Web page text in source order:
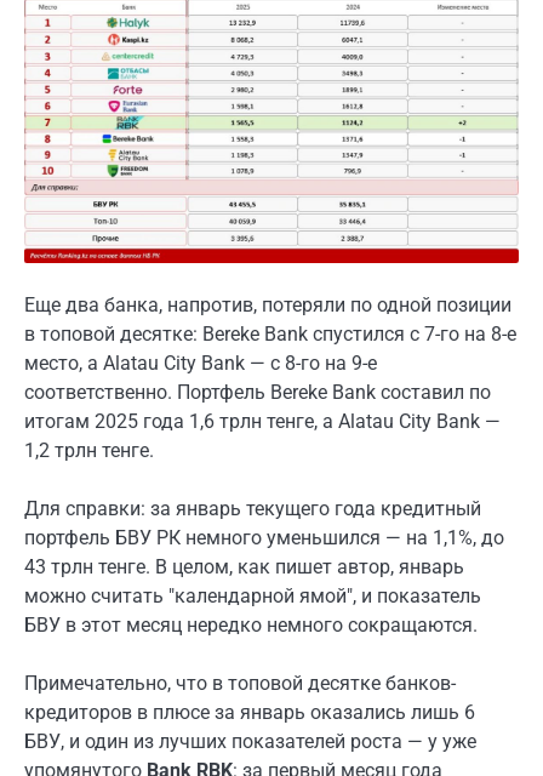
Еще два банка, напротив, потеряли по одной позиции
в топовой десятке: Bereke Bank спустился с 7-го на 8-е
место, а Alatau City Bank — с 8-го на 9-е
соответственно. Портфель Bereke Bank составил по
итогам 2025 года 1,6 трлн тенге, а Alatau City Bank —
1,2 трлн тенге.
Для справки: за январь текущего года кредитный
портфель БВУ РК немного уменьшился — на 1,1%, до
43 трлн тенге. В целом, как пишет автор, январь
можно считать "календарной ямой", и показатель
БВУ в этот месяц нередко немного сокращаются.
Примечательно, что в топовой десятке банков-
кредиторов в плюсе за январь оказались лишь 6
БВУ, и один из лучших показателей роста — у уже
упомянутого Bank RBK: за первый месяц года